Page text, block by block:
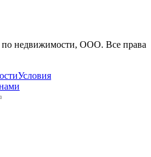
по недвижимости, ООО. Все права
Условия